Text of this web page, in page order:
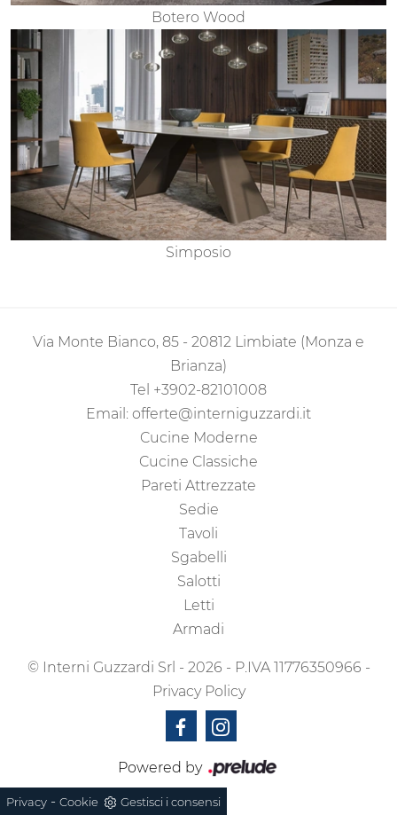
Botero Wood
Simposio
Via Monte Bianco, 85 - 20812 Limbiate (Monza e
Brianza)
Tel +3902-82101008
Email: offerte@interniguzzardi.it
Cucine Moderne
Cucine Classiche
Pareti Attrezzate
Sedie
Tavoli
Sgabelli
Salotti
Letti
Armadi
© Interni Guzzardi Srl - 2026 - P.IVA 11776350966 -
Privacy Policy
Powered by
Privacy - Cookie Gestisci i consensi